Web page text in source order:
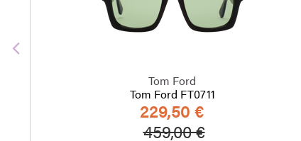
Tom Ford
Tom Ford FT0711
229,50 €
Hinta alennettu
459,00 €Alennettu
Edellinen